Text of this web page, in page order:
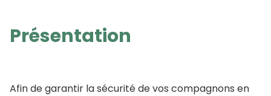
Présentation
Afin de garantir la sécurité de vos compagnons en